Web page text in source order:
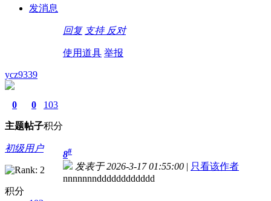
发消息
回复 支持 反对
使用道具 举报
ycz9339
0
主题
0
帖子
103
积分
初级用户
积分
8#
发表于 2026-3-17 01:55:00 | 只看该作者
nnnnnnndddddddddddd